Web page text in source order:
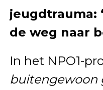
jeugdtrauma:
de weg naar
In het NPO1-
buitengewoon